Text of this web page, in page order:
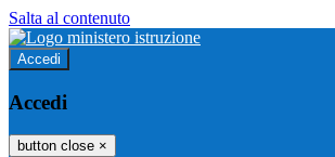
Salta al contenuto
Accedi
Accedi
button close ×